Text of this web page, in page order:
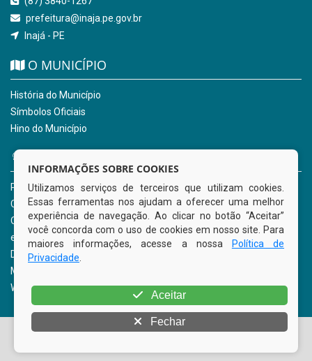
prefeitura@inaja.pe.gov.br
Inajá - PE
O MUNICÍPIO
História do Município
Símbolos Oficiais
Hino do Município
Portal da Transparência
Carta de Serviços ao Usuário
Ouvidoria Municipal
e-SIC
Diário Oficial
Mapa do Site
Webmail
© Copyright 2026 Prefeitura Municipal de Inajá | Todos os
INFORMAÇÕES SOBRE COOKIES
Utilizamos serviços de terceiros que utilizam cookies.
Essas ferramentas nos ajudam a oferecer uma melhor
experiência de navegação. Ao clicar no botão “Aceitar”
você concorda com o uso de cookies em nosso site. Para
maiores informações, acesse a nossa
Política de
Privacidade
Aceitar
Fechar